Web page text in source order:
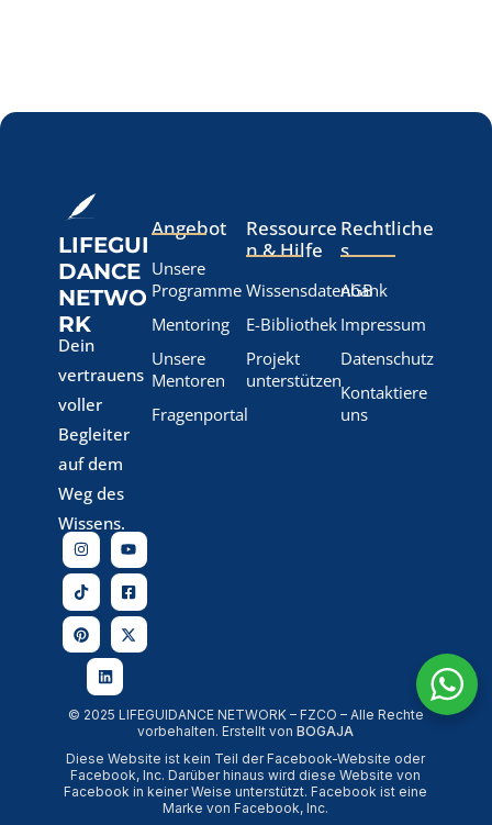
LIFEGUI
DANCE
NETWO
RK
Dein
vertrauens
voller
Begleiter
auf dem
Weg des
Wissens.
Angebot
Unsere
Programme
Mentoring
Unsere
Mentoren
Fragenportal
Ressource
n & Hilfe
Wissensdatenbank
E-Bibliothek
Projekt
unterstützen
Rechtliche
s
AGB
Impressum
Datenschutz
Kontaktiere
uns
© 2025 LIFEGUIDANCE NETWORK – FZCO – Alle Rechte
vorbehalten. Erstellt vonBOGAJA
Diese Website ist kein Teil der Facebook-Website oder
Facebook, Inc. Darüber hinaus wird diese Website von
Facebook in keiner Weise unterstützt. Facebook ist eine
Marke von Facebook, Inc.